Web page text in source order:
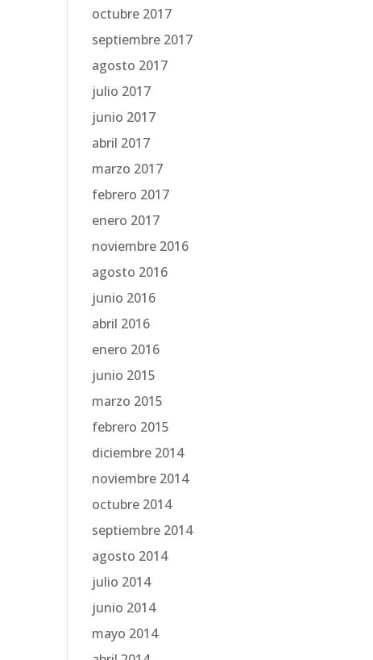
octubre 2017
septiembre 2017
agosto 2017
julio 2017
junio 2017
abril 2017
marzo 2017
febrero 2017
enero 2017
noviembre 2016
agosto 2016
junio 2016
abril 2016
enero 2016
junio 2015
marzo 2015
febrero 2015
diciembre 2014
noviembre 2014
octubre 2014
septiembre 2014
agosto 2014
julio 2014
junio 2014
mayo 2014